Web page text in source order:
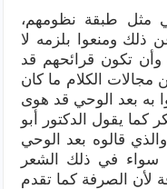
مثل طبقة نظومهم،
ذلك ومنعوا بلزمه لا
تكون قرائحهم قد
الكلام ما كان
به بعد الوحي قد هوى
كما يقول الدكتور أبو
قالوه بعد الوحي
سواء في ذلك الشعر
لأن الصرفة كما تقدم